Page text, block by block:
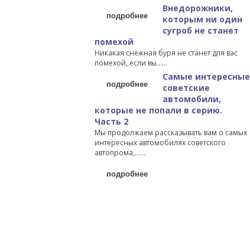
подробнее
Внедорожники,
которым ни один
сугроб не станет
помехой
Никакая снежная буря не станет для вас
помехой, если вы…...
подробнее
Самые интересные
советские
автомобили,
которые не попали в серию.
Часть 2
Мы продолжаем рассказывать вам о самых
интересных автомобилях советского
автопрома,…...
подробнее